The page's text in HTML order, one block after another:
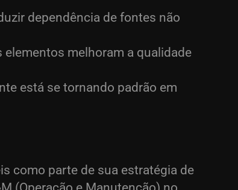
dependência de fontes não
melhoram a qualidade
está se tornando padrão em
como parte de sua estratégia de